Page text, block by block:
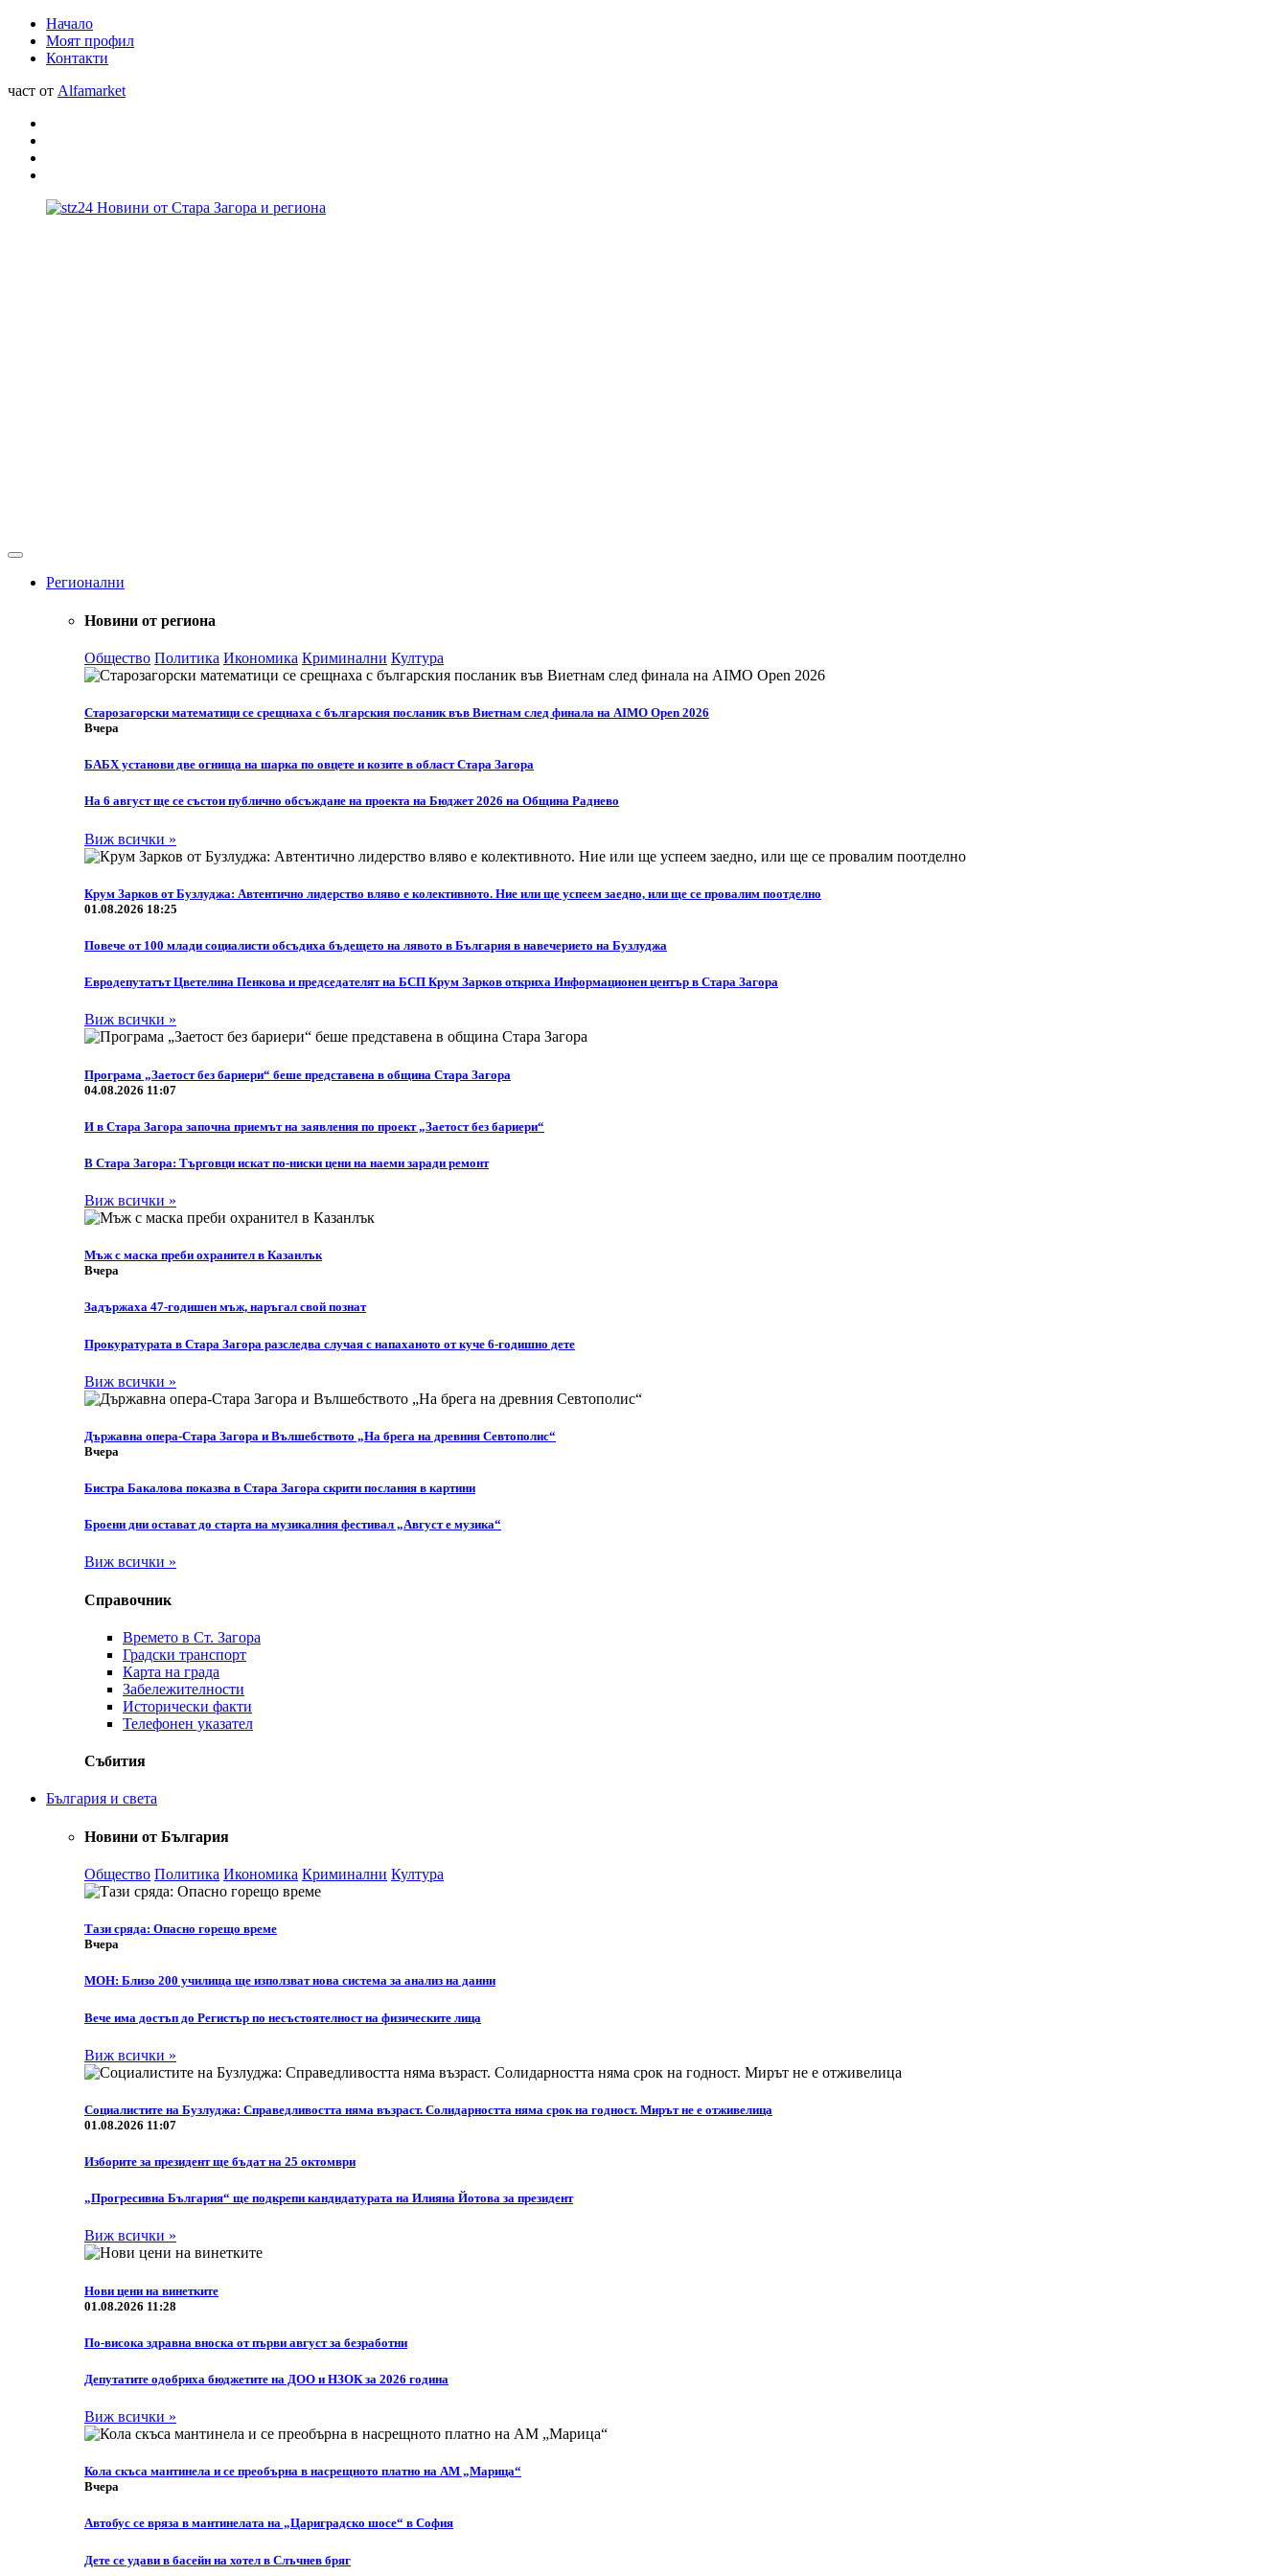
Начало
Моят профил
Контакти
част от Alfamarket
Регионални
Новини от региона
Общество Политика Икономика Криминални Култура
Старозагорски математици се срещнаха с българския посланик във Виетнам след финала на AIMO Open 2026
Вчера
БАБХ установи две огнища на шарка по овцете и козите в област Стара Загора
На 6 август ще се състои публично обсъждане на проекта на Бюджет 2026 на Община Раднево
Виж всички »
Крум Зарков от Бузлуджа: Автентично лидерство вляво е колективното. Ние или ще успеем заедно, или ще се провалим поотделно
01.08.2026 18:25
Повече от 100 млади социалисти обсъдиха бъдещето на лявото в България в навечерието на Бузлуджа
Eвродепутатът Цветелина Пенкова и председателят на БСП Крум Зарков откриха Информационен център в Стара Загора
Виж всички »
Програма „Заетост без бариери“ беше представена в община Стара Загора
04.08.2026 11:07
И в Стара Загора започна приемът на заявления по проект „Заетост без бариери“
В Стара Загора: Търговци искат по-ниски цени на наеми заради ремонт
Виж всички »
Мъж с маска преби охранител в Казанлък
Вчера
Задържаха 47-годишен мъж, наръгал свой познат
Прокуратурата в Стара Загора разследва случая с напаханото от куче 6-годишно дете
Виж всички »
Държавна опера-Стара Загора и Вълшебството „На брега на древния Севтополис“
Вчера
Бистра Бакалова показва в Стара Загора скрити послания в картини
Броени дни остават до старта на музикалния фестивал „Август е музика“
Виж всички »
Справочник
Времето в Ст. Загора
Градски транспорт
Карта на града
Забележителности
Исторически факти
Телефонен указател
Събития
България и света
Новини от България
Общество Политика Икономика Криминални Култура
Тази сряда: Опасно горещо време
Вчера
МОН: Близо 200 училища ще използват нова система за анализ на данни
Вече има достъп до Регистър по несъстоятелност на физическите лица
Виж всички »
Социалистите на Бузлуджа: Справедливостта няма възраст. Солидарността няма срок на годност. Мирът не е отживелица
01.08.2026 11:07
Изборите за президент ще бъдат на 25 октомври
„Прогресивна България“ ще подкрепи кандидатурата на Илияна Йотова за президент
Виж всички »
Нови цени на винетките
01.08.2026 11:28
По-висока здравна вноска от първи август за безработни
Депутатите одобриха бюджетите на ДОО и НЗОК за 2026 година
Виж всички »
Кола скъса мантинела и се преобърна в насрещното платно на АМ „Марица“
Вчера
Автобус се вряза в мантинелата на „Цариградско шосе“ в София
Дете се удави в басейн на хотел в Слъчнев бряг